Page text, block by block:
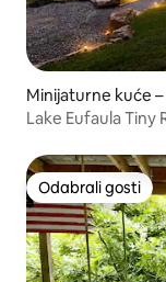
Minijaturne kuće
Lake Eufaula Tiny
Odabrali gosti
Odabrali gosti